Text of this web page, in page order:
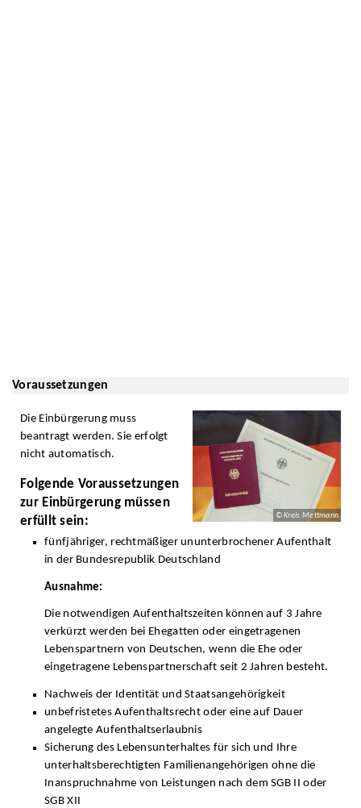
Voraussetzungen
© Kreis Mettmann
Die Einbürgerung muss
beantragt werden. Sie erfolgt
nicht automatisch.
Folgende Voraussetzungen
zur Einbürgerung müssen
erfüllt sein:
fünfjähriger, rechtmäßiger ununterbrochener Aufenthalt
in der Bundesrepublik Deutschland
Ausnahme:
Die notwendigen Aufenthaltszeiten können auf 3 Jahre
verkürzt werden bei Ehegatten oder eingetragenen
Lebenspartnern von Deutschen, wenn die Ehe oder
eingetragene Lebenspartnerschaft seit 2 Jahren besteht.
Nachweis der Identität und Staatsangehörigkeit
unbefristetes Aufenthaltsrecht oder eine auf Dauer
angelegte Aufenthaltserlaubnis
Sicherung des Lebensunterhaltes für sich und Ihre
unterhaltsberechtigten Familienangehörigen ohne die
Inanspruchnahme von Leistungen nach dem SGB II oder
SGB XII